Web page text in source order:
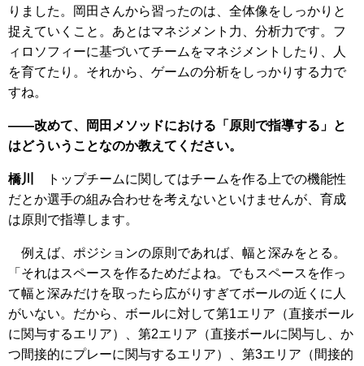
りました。岡田さんから習ったのは、全体像をしっかりと
捉えていくこと。あとはマネジメント力、分析力です。フ
ィロソフィーに基づいてチームをマネジメントしたり、人
を育てたり。それから、ゲームの分析をしっかりする力で
すね。
――改めて、岡田メソッドにおける「原則で指導する」と
はどういうことなのか教えてください。
橋川
トップチームに関してはチームを作る上での機能性
だとか選手の組み合わせを考えないといけませんが、育成
は原則で指導します。
例えば、ポジションの原則であれば、幅と深みをとる。
「それはスペースを作るためだよね。でもスペースを作っ
て幅と深みだけを取ったら広がりすぎてボールの近くに人
がいない。だから、ボールに対して第1エリア（直接ボール
に関与するエリア）、第2エリア（直接ボールに関与し、か
つ間接的にプレーに関与するエリア）、第3エリア（間接的